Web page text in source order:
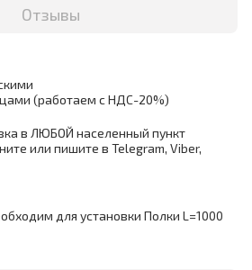
Отзывы
(работаем с НДС-20%)
в ЛЮБОЙ населенный пункт
или пишите в Telegram, Viber,
для установки Полки L=1000